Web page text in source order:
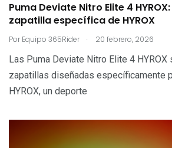
Puma Deviate Nitro Elite 4
zapatilla específica de HYROX
Por Equipo 365Rider . 20 febrero, 2026
Las Puma Deviate Nitro Elite 4 HYROX
zapatillas diseñadas específicamente
HYROX, un deporte